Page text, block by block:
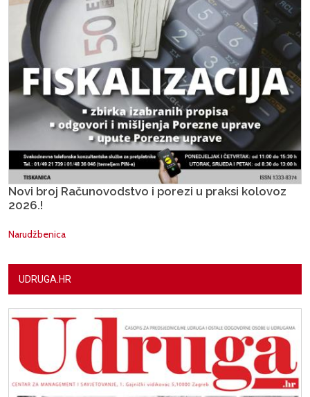
Novi broj Računovodstvo i porezi u praksi kolovoz
2026.!
Narudžbenica
UDRUGA.HR